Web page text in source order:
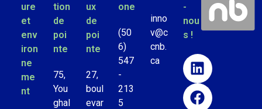
ure
et
env
iron
ne
me
nt
tion
de
poi
nte
75,
You
ghal
ux
de
poi
nte
27,
boul
evar
one
(50
6)
547
-
213
5
inno
v@c
cnb.
ca
-
nou
s !